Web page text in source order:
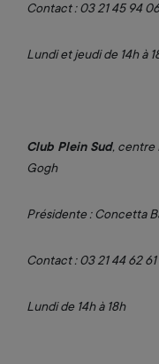
Contact : 03 21 45 94 06
Lundi et jeudi de 14h à
Club Plein Sud, centre
Gogh
Présidente : Concetta
Contact : 03 21 44 62 61
Lundi de 14h à 18h